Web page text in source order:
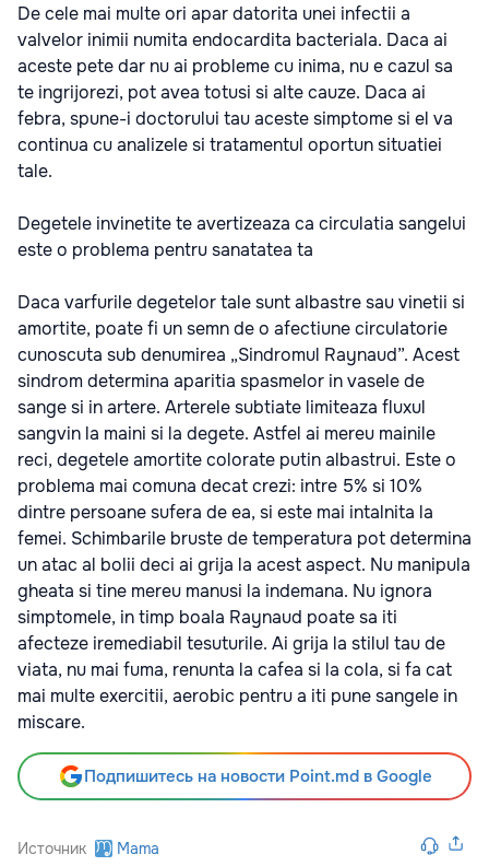
De cele mai multe ori apar datorita unei infectii a
valvelor inimii numita endocardita bacteriala. Daca ai
aceste pete dar nu ai probleme cu inima, nu e cazul sa
te ingrijorezi, pot avea totusi si alte cauze. Daca ai
febra, spune-i doctorului tau aceste simptome si el va
continua cu analizele si tratamentul oportun situatiei
tale.
Degetele invinetite te avertizeaza ca circulatia sangelui
este o problema pentru sanatatea ta
Daca varfurile degetelor tale sunt albastre sau vinetii si
amortite, poate fi un semn de o afectiune circulatorie
cunoscuta sub denumirea „Sindromul Raynaud”. Acest
sindrom determina aparitia spasmelor in vasele de
sange si in artere. Arterele subtiate limiteaza fluxul
sangvin la maini si la degete. Astfel ai mereu mainile
reci, degetele amortite colorate putin albastrui. Este o
problema mai comuna decat crezi: intre 5% si 10%
dintre persoane sufera de ea, si este mai intalnita la
femei. Schimbarile bruste de temperatura pot determina
un atac al bolii deci ai grija la acest aspect. Nu manipula
gheata si tine mereu manusi la indemana. Nu ignora
simptomele, in timp boala Raynaud poate sa iti
afecteze iremediabil tesuturile. Ai grija la stilul tau de
viata, nu mai fuma, renunta la cafea si la cola, si fa cat
mai multe exercitii, aerobic pentru a iti pune sangele in
miscare.
Подпишитесь на новости Point.md в Google
Источник Mama